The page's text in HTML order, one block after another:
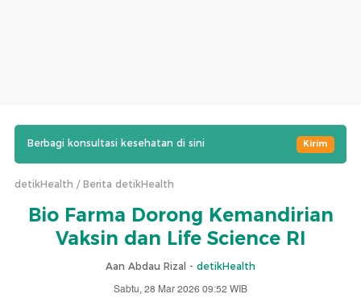
Berbagi konsultasi kesehatan di sini Kirim
detikHealth Berita detikHealth
Bio Farma Dorong Kemandirian
Vaksin dan Life Science RI
Aan Abdau Rizal - detikHealth
Sabtu, 28 Mar 2026 09:52 WIB